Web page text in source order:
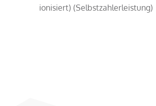
ionisiert) (Selbstzahlerleistung)